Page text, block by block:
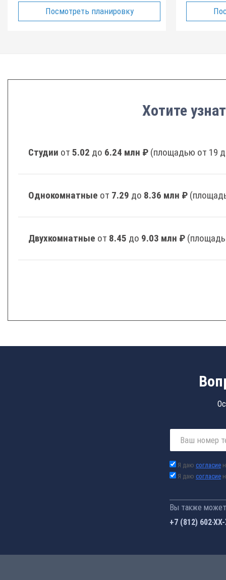
Посмотреть планировку
Хотите
Студии от 5.02 до 6.24 млн ₽ (площадью от 19
Однокомнатные от 7.29 до 8.36 млн ₽
Двухкомнатные от 8.45 до 9.03 млн ₽
Я даю согласие
Я даю согласие
Вы также
+7 (812) 602-